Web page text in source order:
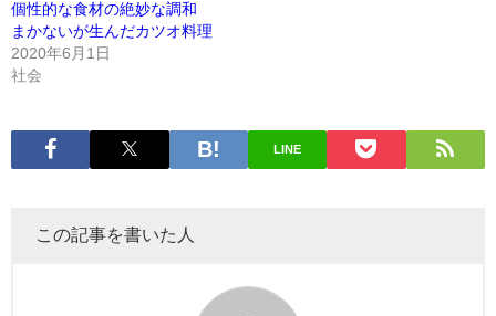
個性的な食材の絶妙な調和
まかないが生んだカツオ料理
2020年6月1日
社会
LINE
この記事を書いた人